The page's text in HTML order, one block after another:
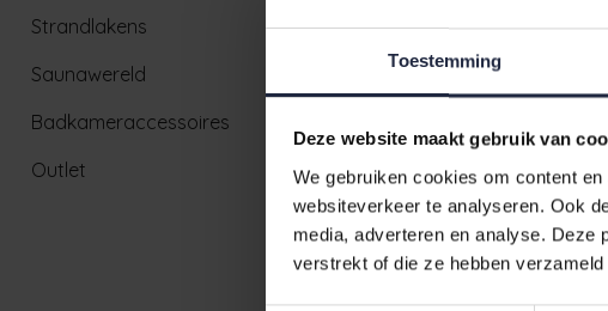
Toestemming
Deze website maakt gebruik van
We gebruiken cookies om content
websiteverkeer te analyseren. Ook
media, adverteren en analyse. Deze
verstrekt of die ze hebben
Strandlakens
Saunawereld
Badkameraccessoires
Outlet
Ruim aanbod badtextiel